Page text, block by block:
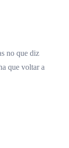
no que diz
que voltar a